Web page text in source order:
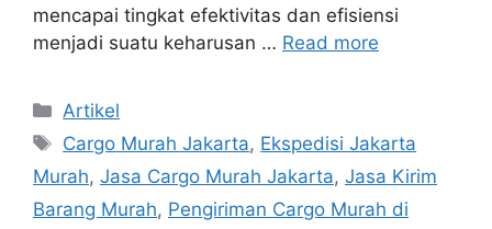
mencapai tingkat efektivitas dan efisiensi
menjadi suatu keharusan … Read more
Artikel
Cargo Murah Jakarta, Ekspedisi Jakarta
Murah, Jasa Cargo Murah Jakarta, Jasa Kirim
Barang Murah, Pengiriman Cargo Murah di